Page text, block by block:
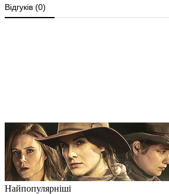
Найпопулярніші